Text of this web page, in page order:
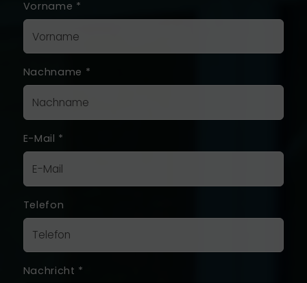
Vorname *
Nachname *
E-Mail *
Telefon
Nachricht *